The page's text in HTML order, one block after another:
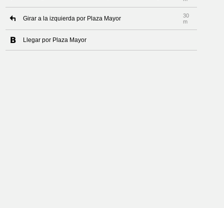
Girar a la izquierda por Plaza Mayor
30
m
Llegar por Plaza Mayor